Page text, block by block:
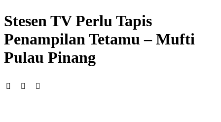
Stesen TV Perlu Tapis
Penampilan Tetamu – Mufti
Pulau Pinang